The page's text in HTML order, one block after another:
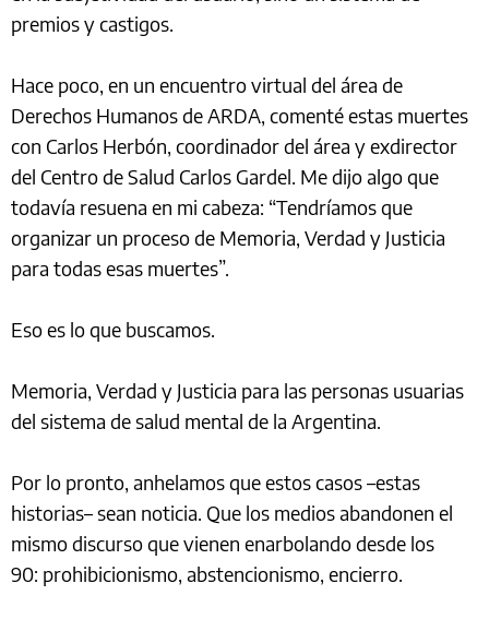
premios y castigos.
Hace poco, en un encuentro virtual del área de
Derechos Humanos de ARDA, comenté estas muertes
con Carlos Herbón, coordinador del área y exdirector
del Centro de Salud Carlos Gardel. Me dijo algo que
todavía resuena en mi cabeza: “Tendríamos que
organizar un proceso de Memoria, Verdad y Justicia
para todas esas muertes”.
Eso es lo que buscamos.
Memoria, Verdad y Justicia para las personas usuarias
del sistema de salud mental de la Argentina.
Por lo pronto, anhelamos que estos casos –estas
historias– sean noticia. Que los medios abandonen el
mismo discurso que vienen enarbolando desde los
90: prohibicionismo, abstencionismo, encierro.